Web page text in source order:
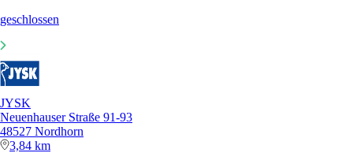
geschlossen
JYSK
Neuenhauser Straße 91-93
48527 Nordhorn
3,84 km